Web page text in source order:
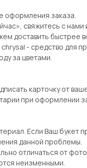
оформления заказа.
свяжитесь с
доставить быстрее
- средство для
за цветами.
карточку от
при оформлении
Если Ваш букет
данной проблемы.
отличаться от
неизменными.